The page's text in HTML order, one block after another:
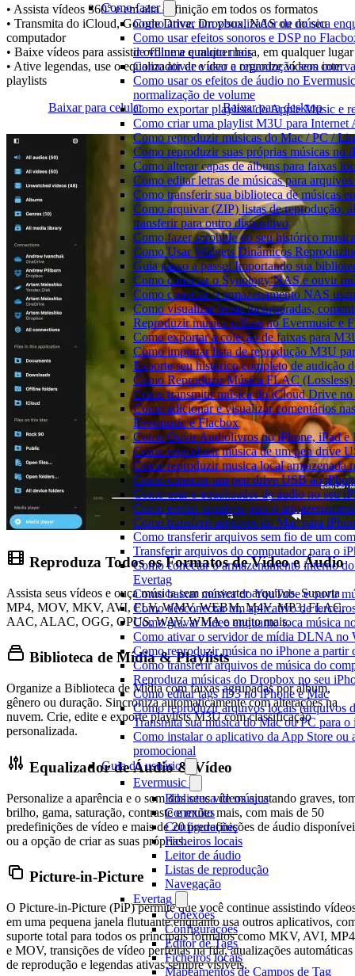
Como fazer
Como ativar um visualizador de música
Como usar efeitos sonoros e DSP no
de volume e muito mais
Como ativar e usar a reprodução sem
Como usar os efeitos de áudio no
normalização de volume
Como exportar playlists do Apple Music e
Como criar uma playlist M3U para
Como reproduzir músicas do Mac / PC /
Como reproduzir suas próprias músicas no
Como alterar capas de álbuns para faixas
Como editar letras de músicas para
Como transferir sua biblioteca de músicas
Como arquivar (ZIP) listas de reprodução,
transferir para outro dispositivo
Como fazer scrobble do seu histórico
Como Usar Widgets Dinâmicos
Guia passo a passo: Importando sua
Como conectar o Synology NAS e ouvir
Como conectar o armazenamento NAS
Como visualizar letras incorporadas,
Reproduzir música offline no Evermusic e
Como exportar a coleção de faixas para
Como importar lista de reprodução M3U
Exporte seu histórico completo de audição
Como Reproduzir Música FLAC
Como transmitir música do iCloud Drive
Como adicionar e visualizar comentários
Evermusic e Flacbox
Como Ouvir Audiolivros no iPhone, iPad e
Como reproduzir música de um pen drive
Como reproduzir musica local armazenada
Como conectar um pen drive USB ao
Como usar o equalizador de áudio no seu
Como enviar arquivos para o
Como transferir arquivos do Mac para
Como transferir arquivos sem fio de um
Transferir arquivos do computador para o
Como conectar o armazenamento interno
Evertag
Como baixar música do YouTube e ouvir
Como desconectar um aplicativo de
Como gravar vídeo enquanto toca música
Como ativar o servidor de mídia DLNA no
Como reproduzir música no iPhone a
Como transferir arquivos de música do
Reproduza músicas do Dropbox no seu
Como editar tags ID3 no iPhone e Mac
Como reproduzir arquivos locais (arquivos
Transmita sua música do Mac ou PC para
Como instalar o aplicativo da App Store
promocional
Guia do usuário
Evermusic
Biblioteca de música
Conexões
Configurações
Ficheiros locais
Leitor de áudio
Listas de reprodução
Navegação
Evertag
Conexões
Configurações
Editor de Tags
Ficheiros locais
Mapeamentos de Campos de Tag
• Assista vídeos 360° e em alta definição em todos os formatos
• Transmita do iCloud, Google Drive, Dropbox, NAS ou do seu
computador
• Baixe vídeos para assistir offline a qualquer hora, em qualquer lugar
• Ative legendas, use o equalizador de vídeo e organize vídeos com
playlists
Baixar para celular
Baixar para desktop
Reproduza Todos os Formatos de Vídeo e Áudio
Assista seus vídeos e ouça música sem converter arquivos. Suporta
MP4, MOV, MKV, AVI, FLV, WMV, WEBM, M4V, MP3, FLAC,
AAC, ALAC, OGG, OPUS, WAV, WMA e muito mais.
Biblioteca de Mídia & Playlists
Organize a Biblioteca de Mídia com faixas agrupadas por álbum,
gênero ou duração. Sincroniza automaticamente com alterações na
nuvem. Crie, edite e exporte playlists M3U com classificação
personalizada.
Equalizador de Áudio & Vídeo
Personalize a aparência e o som dos seus vídeos ajustando graves,
brilho, gama, saturação, contraste e muito mais, com mais de 50
predefinições de vídeo e mais de 20 predefinições de áudio
ou a opção de criar as suas próprias.
Picture-in-Picture
O Picture-in-Picture (PiP) permite que você continue assistindo
em uma pequena janela flutuante enquanto usa outros aplicativos,
suporte total para todos os principais formatos como MKV, AVI, MP4
e MOV, transições de vídeo perfeitas na fila, atualizações automáticas
de reprodução e legendas ativas sempre visíveis.